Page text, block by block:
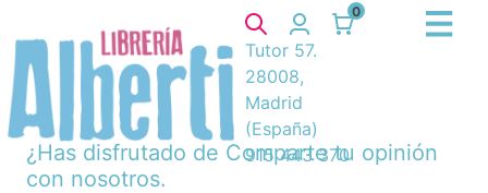
0
Tutor 57.
28008,
Madrid
(España)
915 443 370
¿Has disfrutado de Comparte tu opinión
con nosotros.